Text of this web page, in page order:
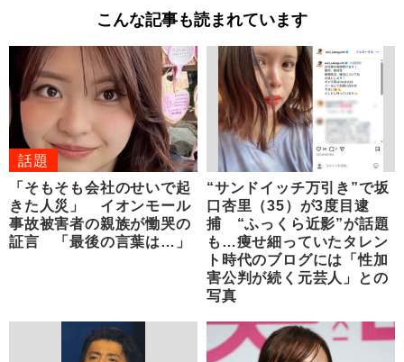
こんな記事も読まれています
話題
「そもそも会社のせいで起
きた人災」 イオンモール
事故被害者の親族が慟哭の
証言 「最後の言葉は…」
“サンドイッチ万引き”で坂
口杏里（35）が3度目逮
捕 “ふっくら近影”が話題
も…痩せ細っていたタレン
ト時代のブログには「性加
害公判が続く元芸人」との
写真